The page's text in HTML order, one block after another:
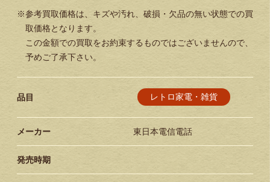
※参考買取価格は、キズや汚れ、破損・欠品の無い状態での買
取価格となります。
この金額での買取をお約束するものではございませんので、
予めご了承下さい。
品目 レトロ家電・雑貨
メーカー 東日本電信電話
発売時期